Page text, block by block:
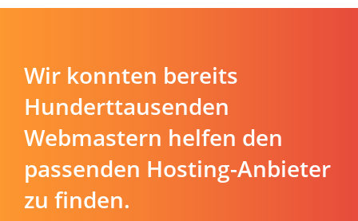
Wir konnten bereits
Hunderttausenden
Webmastern helfen den
passenden Hosting-Anbieter
zu finden.